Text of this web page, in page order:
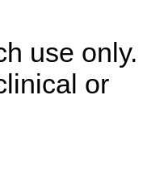
use only.
or